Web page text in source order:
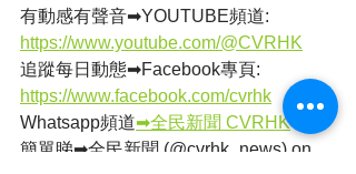
有動感有聲音➡YOUTUBE頻道:
https://www.youtube.com/@CVRHK
追蹤每日動態➡Facebook專頁:
https://www.facebook.com/cvrhk
Whatsapp頻道➡全民新聞 CVRHK
簡單睇➡全民新聞 (@cvrhk_news) on